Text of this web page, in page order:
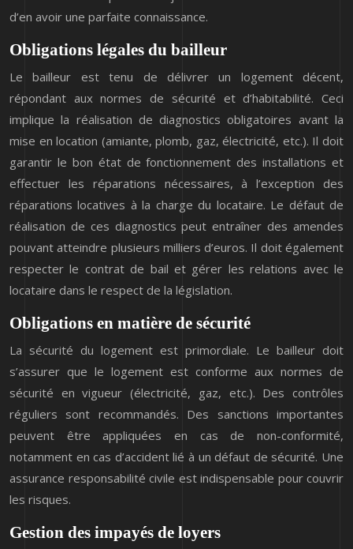
d’en avoir une parfaite connaissance.
Obligations légales du bailleur
Le bailleur est tenu de délivrer un logement décent,
répondant aux normes de sécurité et d’habitabilité. Ceci
implique la réalisation de diagnostics obligatoires avant la
mise en location (amiante, plomb, gaz, électricité, etc.). Il doit
garantir le bon état de fonctionnement des installations et
effectuer les réparations nécessaires, à l’exception des
réparations locatives à la charge du locataire. Le défaut de
réalisation de ces diagnostics peut entraîner des amendes
pouvant atteindre plusieurs milliers d’euros. Il doit également
respecter le contrat de bail et gérer les relations avec le
locataire dans le respect de la législation.
Obligations en matière de sécurité
La sécurité du logement est primordiale. Le bailleur doit
s’assurer que le logement est conforme aux normes de
sécurité en vigueur (électricité, gaz, etc.). Des contrôles
réguliers sont recommandés. Des sanctions importantes
peuvent être appliquées en cas de non-conformité,
notamment en cas d’accident lié à un défaut de sécurité. Une
assurance responsabilité civile est indispensable pour couvrir
les risques.
Gestion des impayés de loyers